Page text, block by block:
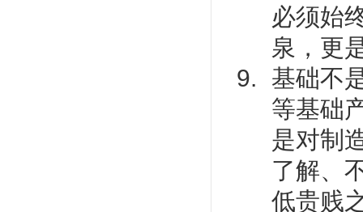
必须始
泉，更
基础不
等基础
是对制
了解、
低贵贱